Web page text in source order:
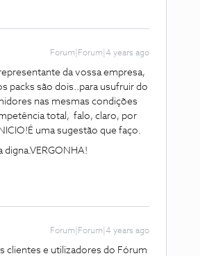
Forum|Forum|4 years ago
da vossa empresa,
packs são dois..para usufruir do
nas mesmas condições
total, falo, claro, por
uma sugestão que faço.
Forum|Forum|4 years ago
clientes e utilizadores do Fórum